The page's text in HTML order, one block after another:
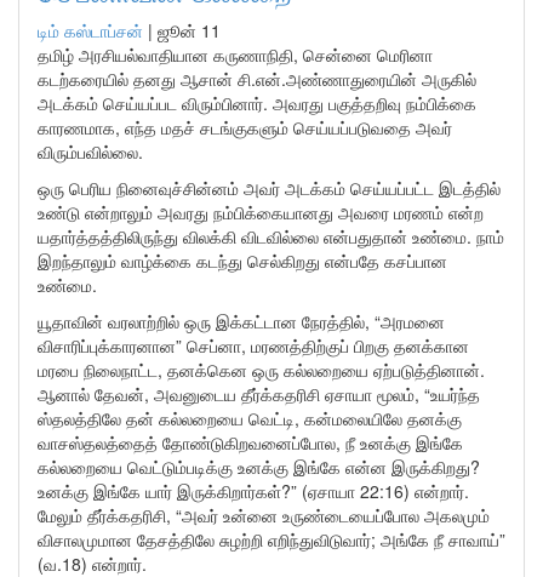
டிம் கஸ்டாப்சன் | ஜூன் 11
தமிழ் அரசியல்வாதியான கருணாநிதி, சென்னை மெரினா
கடற்கரையில் தனது ஆசான் சி.என்.அண்ணாதுரையின் அருகில்
அடக்கம் செய்யப்பட விரும்பினார். அவரது பகுத்தறிவு நம்பிக்கை
காரணமாக, எந்த மதச் சடங்குகளும் செய்யப்படுவதை அவர்
விரும்பவில்லை.
ஒரு பெரிய நினைவுச்சின்னம் அவர் அடக்கம் செய்யப்பட்ட இடத்தில்
உண்டு என்றாலும் அவரது நம்பிக்கையானது அவரை மரணம் என்ற
யதார்த்தத்திலிருந்து விலக்கி விடவில்லை என்பதுதான் உண்மை. நாம்
இறந்தாலும் வாழ்க்கை கடந்து செல்கிறது என்பதே கசப்பான
உண்மை.
யூதாவின் வரலாற்றில் ஒரு இக்கட்டான நேரத்தில், “அரமனை
விசாரிப்புக்காரனான” செப்னா, மரணத்திற்குப் பிறகு தனக்கான
மரபை நிலைநாட்ட, தனக்கென ஒரு கல்லறையை ஏற்படுத்தினான்.
ஆனால் தேவன், அவனுடைய தீர்க்கதரிசி ஏசாயா மூலம், “உயர்ந்த
ஸ்தலத்திலே தன் கல்லறையை வெட்டி, கன்மலையிலே தனக்கு
வாசஸ்தலத்தைத் தோண்டுகிறவனைப்போல, நீ உனக்கு இங்கே
கல்லறையை வெட்டும்படிக்கு உனக்கு இங்கே என்ன இருக்கிறது?
உனக்கு இங்கே யார் இருக்கிறார்கள்?” (ஏசாயா 22:16) என்றார்.
மேலும் தீர்க்கதரிசி, “அவர் உன்னை உருண்டையைப்போல அகலமும்
விசாலமுமான தேசத்திலே சுழற்றி எறிந்துவிடுவார்; அங்கே நீ சாவாய்”
(வ.18) என்றார்.